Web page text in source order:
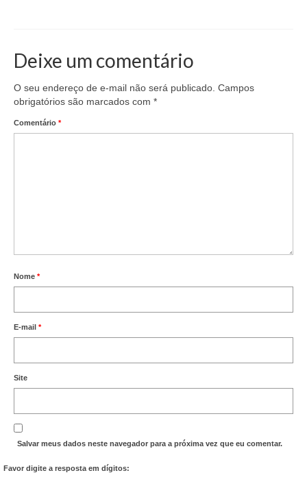
Deixe um comentário
O seu endereço de e-mail não será publicado. Campos
obrigatórios são marcados com *
Comentário *
Nome *
E-mail *
Site
Salvar meus dados neste navegador para a próxima vez que eu comentar.
Favor digite a resposta em dígitos: